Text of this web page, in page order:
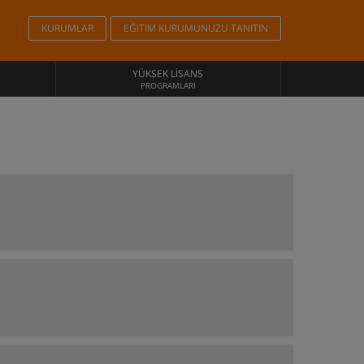
KURUMLAR EĞITIM KURUMUNUZU TANITIN
YÜKSEK LISANS
PROGRAMLARI